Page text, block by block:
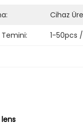
Cihaz
1-50pcs